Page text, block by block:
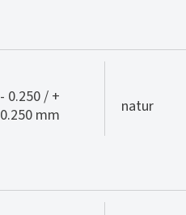
- 0.250 / +
0.250 mm
natur